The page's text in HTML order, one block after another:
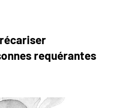
requérantes